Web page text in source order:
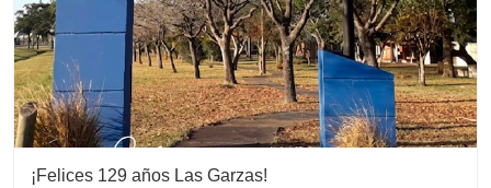
¡Felices 129 años Las Garzas!